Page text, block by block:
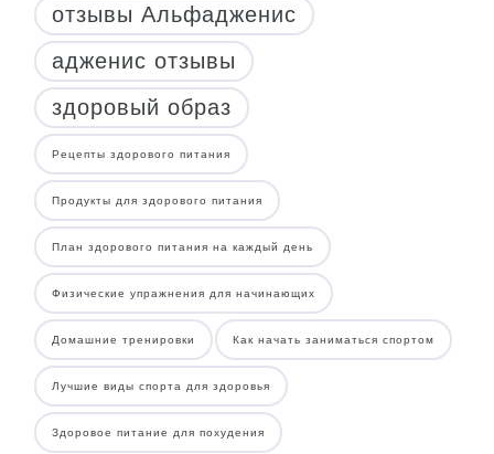
отзывы Альфадженис
адженис отзывы
здоровый образ
Рецепты здорового питания
Продукты для здорового питания
План здорового питания на каждый день
Физические упражнения для начинающих
Домашние тренировки Как начать заниматься спортом
Лучшие виды спорта для здоровья
Здоровое питание для похудения